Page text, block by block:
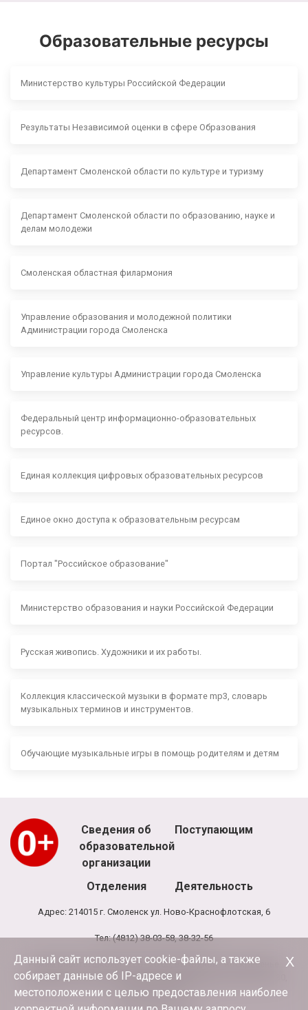
Образовательные ресурсы
Министерство культуры Российской Федерации
Результаты Независимой оценки в сфере Образования
Департамент Смоленской области по культуре и туризму
Департамент Смоленской области по образованию, науке и
делам молодежи
Смоленская областная филармония
Управление образования и молодежной политики
Администрации города Смоленска
Управление культуры Администрации города Смоленска
Федеральный центр информационно-образовательных
ресурсов.
Единая коллекция цифровых образовательных ресурсов
Единое окно доступа к образовательным ресурсам
Портал "Российское образование"
Министерство образования и науки Российской Федерации
Русская живопись. Художники и их работы.
Коллекция классической музыки в формате mp3, словарь
музыкальных терминов и инструментов.
Обучающие музыкальные игры в помощь родителям и детям
Сведения об
образовательной
организации
Поступающим
Отделения Деятельность
Адрес: 214015 г. Смоленск ул. Ново-Краснофлотская, 6
Тел: (4812) 38-03-58, 38-32-56
Режим работы школы: 8.00 - 20.00, выходной - воскресенье
Режим работы администрации и бухгалтерии школы: 9.00-17.30,
обед 13.00-13.30
Данный сайт использует cookie-файлы, а также
собирает данные об IP-адресе и
местоположении с целью предоставления наиболее
Х